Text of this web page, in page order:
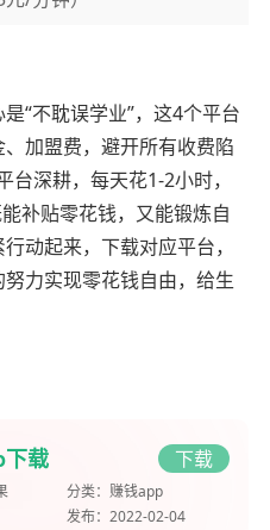
“不耽误学业”，这4个平台
加盟费，避开所有收费陷
深耕，每天花1-2小时，
补贴零花钱，又能锻炼自
动起来，下载对应平台，
力实现零花钱自由，给生
载 下载
分类： 赚钱app
发布： 2022-02-04